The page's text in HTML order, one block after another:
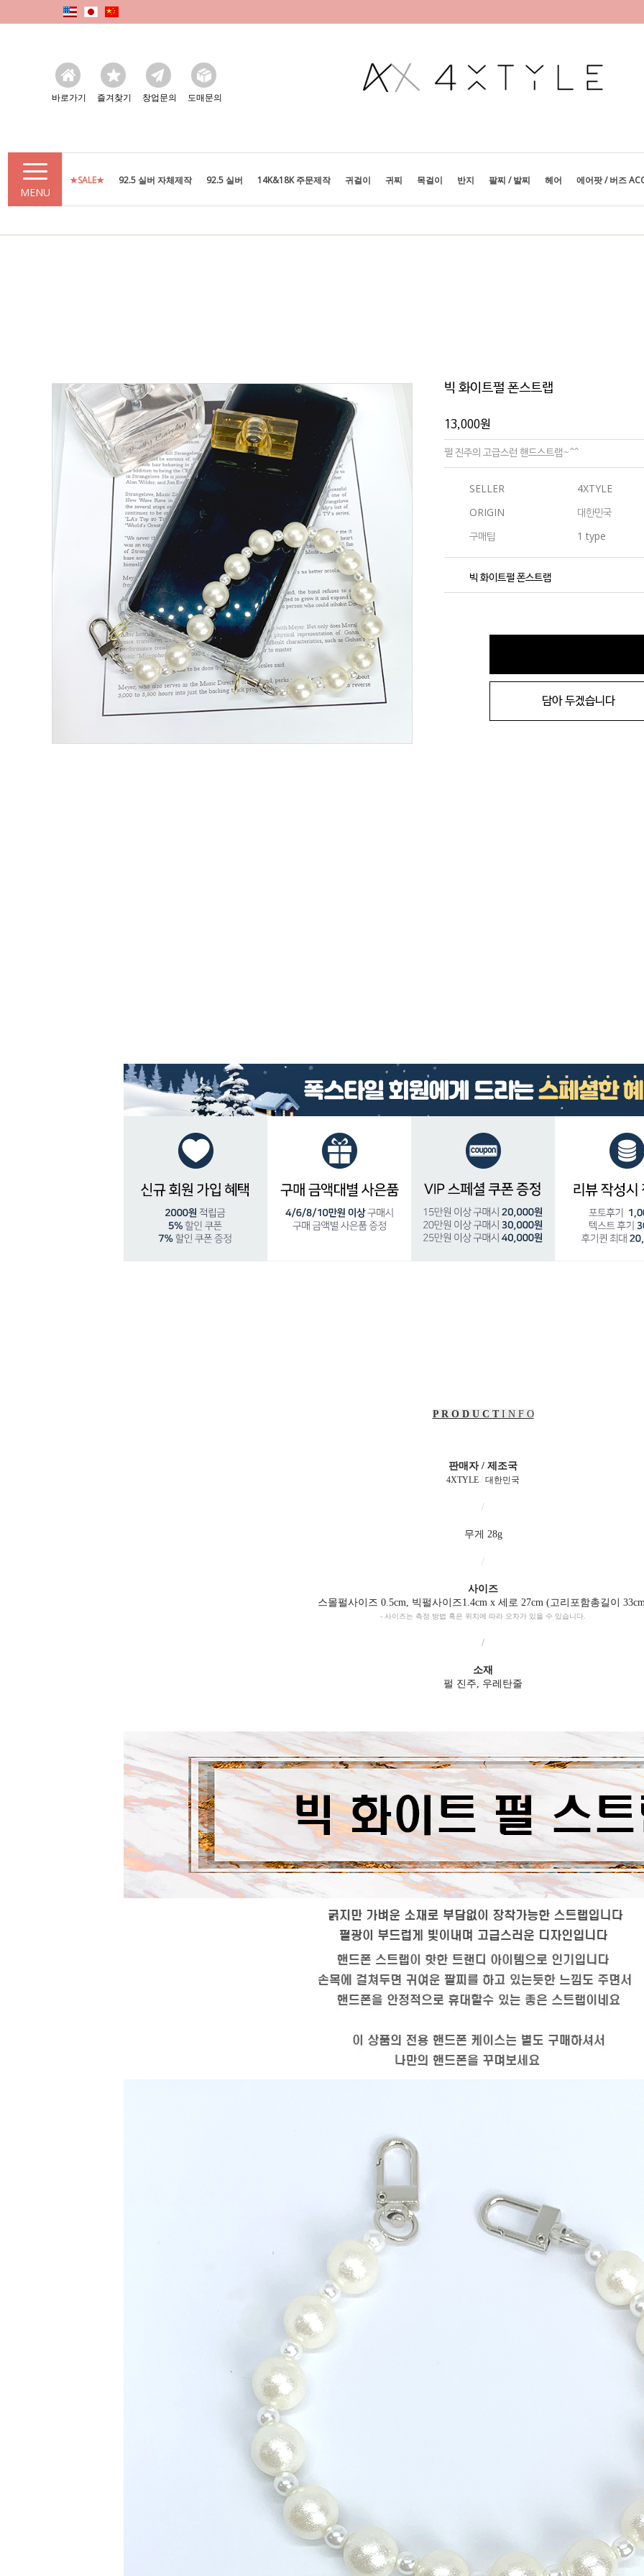
바로가기 즐겨찾기 창업문의 도매문의
MENU
★SALE★ 92.5 실버 자체제작 92.5 실버 14K&18K 주문제작 귀걸이 귀찌 목걸이 반지 팔찌 / 발찌 헤어 에어팟 / 버즈
빅 화이트펄 폰스트랩
13,000원
펄 진주의 고급스런 핸드스트랩~^^
SELLER
4XTYLE
ORIGIN
대한민국
구매팁
1 type
빅 화이트펄 폰스트랩
담아 두겠습니다
P R O D U C T I N F O
판매자 / 제조국
4XTYLE / 대한민국
/
무게 28g
/
사이즈
스몰펄사이즈 0.5cm, 빅펄사이즈1.4cm x 세로 27cm (고리포함총길이
- 사이즈는 측정 방법 혹은 위치에 따라 오차가 있을 수 있습니다.
/
소재
펄 진주, 우레탄줄